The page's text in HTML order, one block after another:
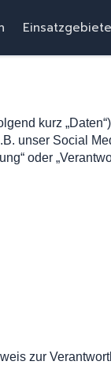
kurz
unser Social
oder
zur